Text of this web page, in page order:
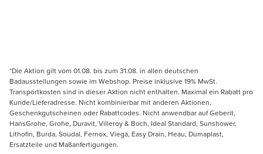
*Die Aktion gilt vom 01.08. bis zum 31.08. in allen deutschen
Badausstellungen sowie im Webshop. Preise inklusive 19% MwSt.
Transportkosten sind in dieser Aktion nicht enthalten. Maximal ein Rabatt pro
Kunde/Lieferadresse. Nicht kombinierbar mit anderen Aktionen,
Geschenkgutscheinen oder Rabattcodes. Nicht anwendbar auf Geberit,
HansGrohe, Grohe, Duravit, Villeroy & Boch, Ideal Standard, Sunshower,
Lithofin, Burda, Soudal, Fernox, Viega, Easy Drain, Heau, Dumaplast,
Ersatzteile und Maßanfertigungen.